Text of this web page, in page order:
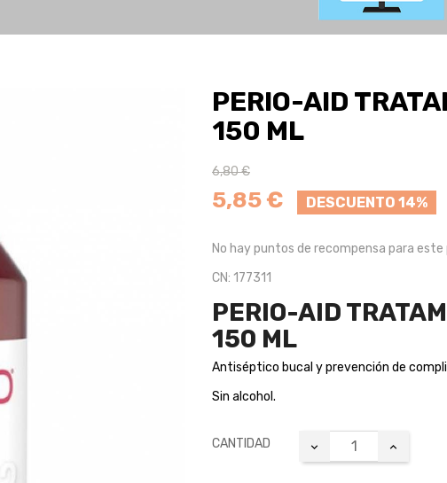
PERIO-AID
150 ML
6,80 €
5,85 € DESCUENTO 14%
No hay puntos de recompensa para
CN: 177311
PERIO-AID
150 ML
Antiséptico bucal y prevención de
Sin alcohol.
CANTIDAD